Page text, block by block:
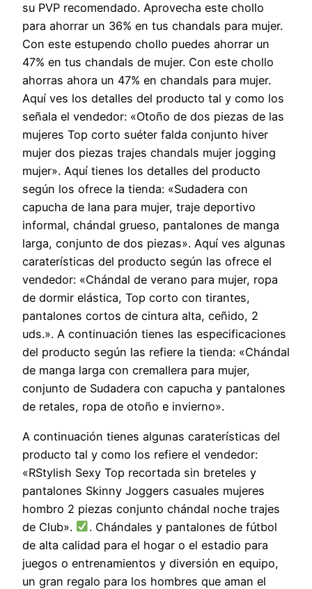
su PVP recomendado. Aprovecha este chollo
para ahorrar un 36% en tus chandals para mujer.
Con este estupendo chollo puedes ahorrar un
47% en tus chandals de mujer. Con este chollo
ahorras ahora un 47% en chandals para mujer.
Aquí ves los detalles del producto tal y como los
señala el vendedor: «Otoño de dos piezas de las
mujeres Top corto suéter falda conjunto hiver
mujer dos piezas trajes chandals mujer jogging
mujer». Aquí tienes los detalles del producto
según los ofrece la tienda: «Sudadera con
capucha de lana para mujer, traje deportivo
informal, chándal grueso, pantalones de manga
larga, conjunto de dos piezas». Aquí ves algunas
caraterísticas del producto según las ofrece el
vendedor: «Chándal de verano para mujer, ropa
de dormir elástica, Top corto con tirantes,
pantalones cortos de cintura alta, ceñido, 2
uds.». A continuación tienes las especificaciones
del producto según las refiere la tienda: «Chándal
de manga larga con cremallera para mujer,
conjunto de Sudadera con capucha y pantalones
de retales, ropa de otoño e invierno».
A continuación tienes algunas caraterísticas del
producto tal y como los refiere el vendedor:
«RStylish Sexy Top recortada sin breteles y
pantalones Skinny Joggers casuales mujeres
hombro 2 piezas conjunto chándal noche trajes
de Club».
. Chándales y pantalones de fútbol
de alta calidad para el hogar o el estadio para
juegos o entrenamientos y diversión en equipo,
un gran regalo para los hombres que aman el